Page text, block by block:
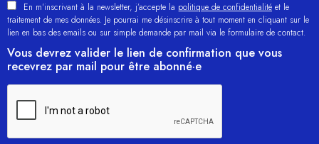
En m'inscrivant à la newsletter, j’accepte la politique de confidentialité et le
traitement de mes données. Je pourrai me désinscrire à tout moment en cliquant sur le
lien en bas des emails ou sur simple demande par mail via le formulaire de contact.
Vous devrez valider le lien de confirmation que vous
recevrez par mail pour être abonné·e